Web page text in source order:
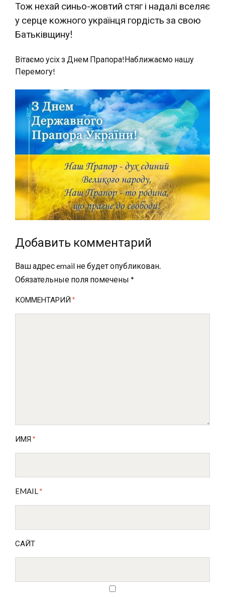
Тож нехай синьо-жовтий стяг і надалі вселяє
у серце кожного українця гордість за свою
Батьківщину!
Вітаємо усіх з Днем Прапора!Наближаємо нашу
Перемогу!
Добавить комментарий
Ваш адрес email не будет опубликован.
Обязательные поля помечены *
КОММЕНТАРИЙ *
ИМЯ *
EMAIL*
САЙТ